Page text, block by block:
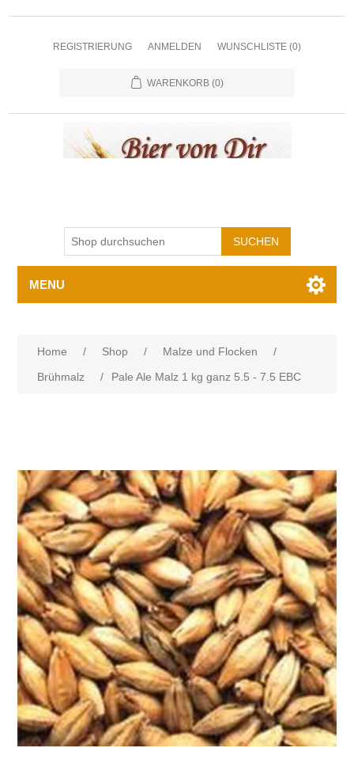
REGISTRIERUNG ANMELDEN WUNSCHLISTE (0)
WARENKORB (0)
MENU
Home / Shop / Malze und Flocken
/
Brühmalz
/ Pale Ale Malz 1 kg ganz 5.5 - 7.5 EBC